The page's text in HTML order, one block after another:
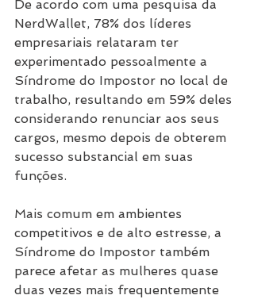
De acordo com uma pesquisa da
NerdWallet, 78% dos líderes
empresariais relataram ter
experimentado pessoalmente a
Síndrome do Impostor no local de
trabalho, resultando em 59% deles
considerando renunciar aos seus
cargos, mesmo depois de obterem
sucesso substancial em suas
funções.
Mais comum em ambientes
competitivos e de alto estresse, a
Síndrome do Impostor também
parece afetar as mulheres quase
duas vezes mais frequentemente